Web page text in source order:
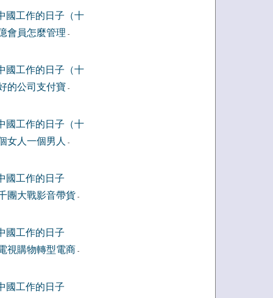
國工作的日子（十
會員怎麼管理 -
國工作的日子（十
的公司支付寶 -
國工作的日子（十
女人一個男人
-
國工作的日子
團大戰影音帶貨 -
國工作的日子
視購物轉型電商 -
國工作的日子